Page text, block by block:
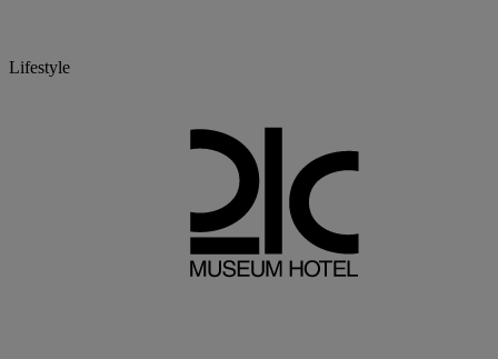
Lifestyle